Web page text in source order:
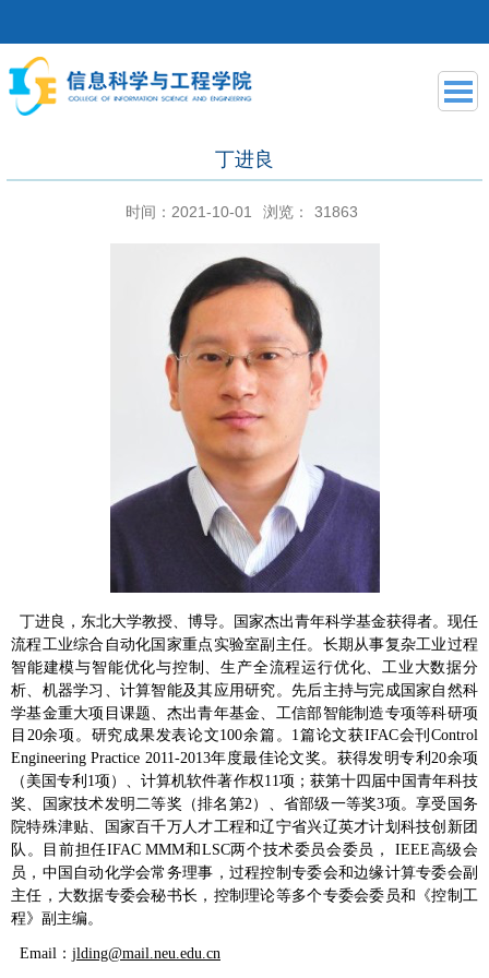
丁进良
时间：2021-10-01 浏览： 31863
丁进良，东北大学教授、博导。国家杰出青年科学基金获得者。 现任
流程工业综合自动化国家重点实验室副主任。长期从事复杂工业过程
智能建模与智能优化与控制、生产全流程运行优化、工业大数据分
析、机器学习、计算智能及其应用研究 。 先后主持与完成国家自然科
学基金重大项目课题、杰出青年基金、工信部智能制造专项等科研项
目 20余项 。研究成果发表论文100余篇 。 1 篇论文获IFAC会刊Control
Engineering Practice 2011-2013年度最佳论文奖。 获得发明专利 20余项
（美国专利 1项）、计算机软件著作权11项 ；获第十四届中国青年科技
奖、国家技术发明二等奖（排名第2 ）、省部级一等奖3项 。享受国务
院特殊津贴 、国家百千万人才工程和辽宁省兴辽英才计划科技创新团
队。目前担任IFAC MMM和LSC两个技术委员会委员，IEEE高级会
员，中国自动化学会常务理事，过程控制专委会和边缘计算专委会副
主任，大数据专委会秘书长，控制理论等多个专委会委员和《控制工
程》副主编。
Email ： jlding@mail.neu.edu.cn